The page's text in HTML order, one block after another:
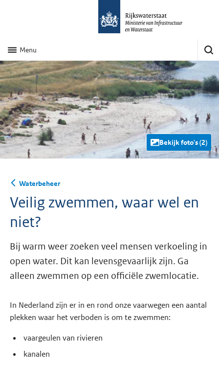
Menu
Bekijk foto's (2)
Waterbeheer
Veilig zwemmen, waar wel en
niet?
Bij warm weer zoeken veel mensen verkoeling in
open water. Dit kan levensgevaarlijk zijn. Ga
alleen zwemmen op een officiële zwemlocatie.
In Nederland zijn er in en rond onze vaarwegen een aantal
plekken waar het verboden is om te zwemmen:
vaargeulen van rivieren
kanalen